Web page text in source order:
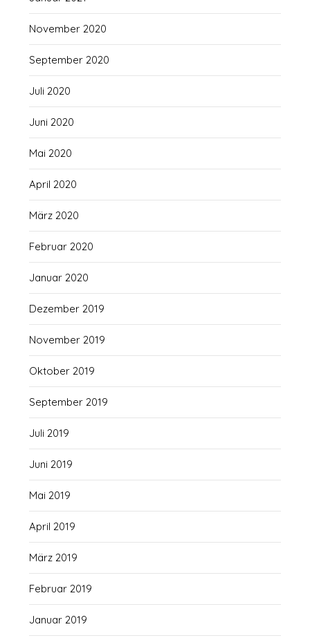
November 2020
September 2020
Juli 2020
Juni 2020
Mai 2020
April 2020
März 2020
Februar 2020
Januar 2020
Dezember 2019
November 2019
Oktober 2019
September 2019
Juli 2019
Juni 2019
Mai 2019
April 2019
März 2019
Februar 2019
Januar 2019